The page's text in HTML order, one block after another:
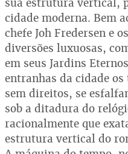
cidade moderna. Bem
chefe Joh Fredersen e
diversões luxuosas,
em seus Jardins
entranhas da cidade
sem direitos, se
sob a ditadura do
racionalmente que
estrutura vertical do